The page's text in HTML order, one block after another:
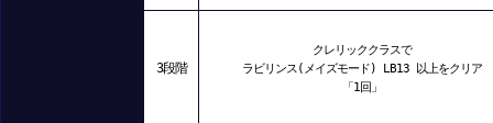
3段階
クレリッククラスで
ラビリンス(メイズモード) LB13 以上をクリア
「1回」